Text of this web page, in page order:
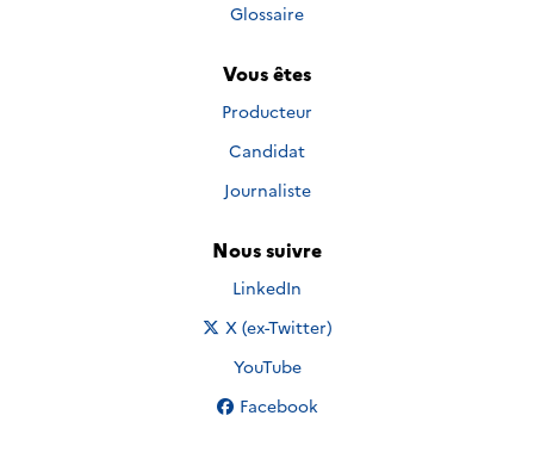
Glossaire
Vous êtes
Producteur
Candidat
Journaliste
Nous suivre
Nous suivre sur
LinkedIn
Nous suivre sur
X (ex-Twitter)
Nous suivre sur
YouTube
Nous suivre sur
Facebook